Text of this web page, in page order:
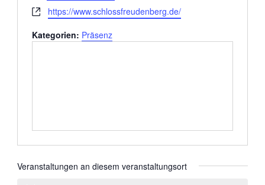
Webseitehttps://www.schlossfreudenberg.de/
Kategorien: Präsenz
Veranstaltungen an diesem veranstaltungsort